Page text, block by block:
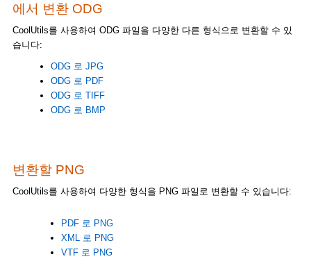
에서 변환 ODG
CoolUtils를 사용하여 ODG 파일을 다양한 다른 형식으로 변환할 수 있
습니다:
ODG 로 JPG
ODG 로 PDF
ODG 로 TIFF
ODG 로 BMP
변환할 PNG
CoolUtils를 사용하여 다양한 형식을 PNG 파일로 변환할 수 있습니다:
PDF 로 PNG
XML 로 PNG
VTF 로 PNG